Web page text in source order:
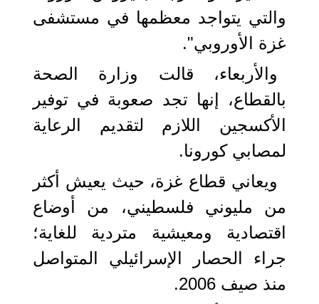
والتي يتواجد معظمها في مستشفى
غزة الأوروبي".
والأربعاء، قالت وزارة الصحة
بالقطاع، إنها تجد صعوبة في توفير
الأكسجين اللازم لتقديم الرعاية
لمصابي كورونا.
ويعاني قطاع غزة، حيث يعيش أكثر
من مليوني فلسطيني، من أوضاع
اقتصادية ومعيشية متردية للغاية؛
جراء الحصار الإسرائيلي المتواصل
منذ صيف 2006.